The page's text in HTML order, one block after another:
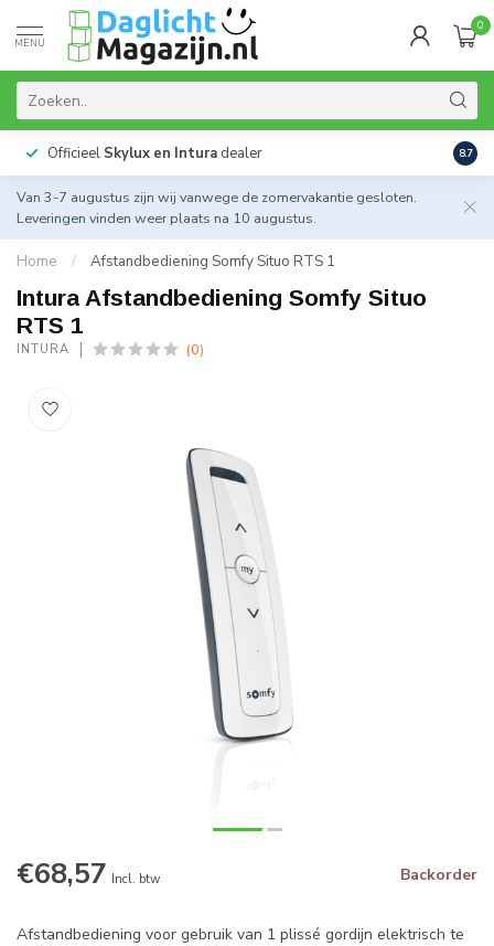
MENU
0
Officieel Skylux en Intura dealer 8.7
Van 3-7 augustus zijn wij vanwege de zomervakantie gesloten.
Leveringen vinden weer plaats na 10 augustus.
Home / Afstandbediening Somfy Situo RTS 1
Intura Afstandbediening Somfy Situo
RTS 1
INTURA (0)
€68,57 Incl. btw Backorder
Afstandbediening voor gebruik van 1 plissé gordijn elektrisch te